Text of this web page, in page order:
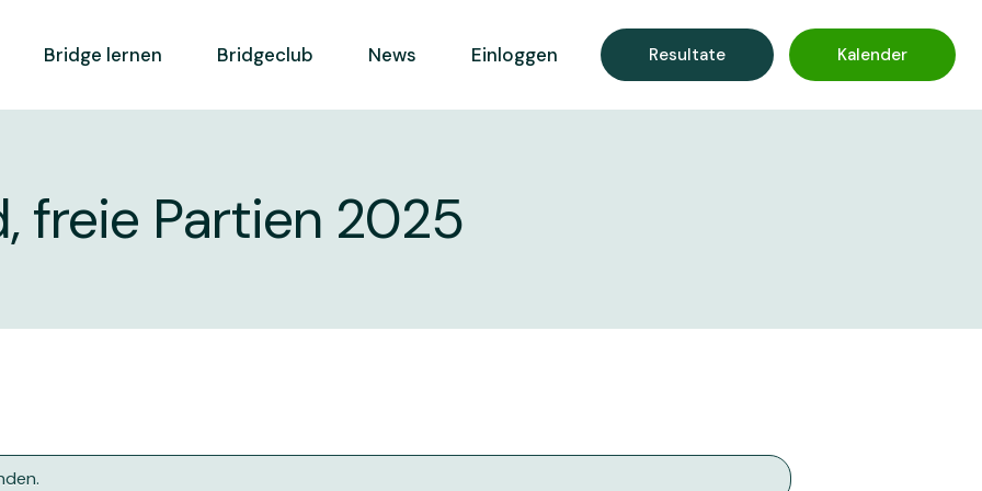
Bridge lernen
Weiterbildung
Lernen und Spielen
Bridgeclub
Spielbetrieb
Geschichte
News Einloggen Resultate Kalender
freie Partien 2025